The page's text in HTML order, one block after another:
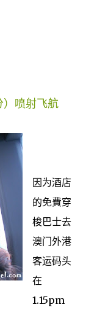
）喷射飞航
因为酒店
的免費穿
梭巴士去
澳门外港
客运码头
在
1.15pm